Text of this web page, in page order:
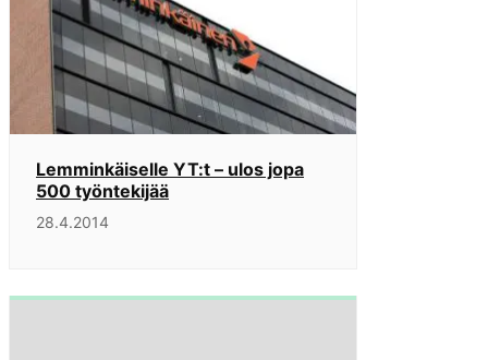
Lemminkäiselle YT:t – ulos jopa
500 työntekijää
28.4.2014